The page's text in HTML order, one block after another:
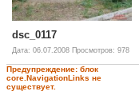
dsc_0117
Дата: 06.07.2008 Просмотров: 978
Предупреждение: блок
core.NavigationLinks не
существует.